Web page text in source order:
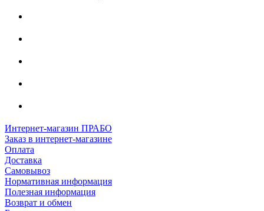
Интернет-магазин ПРАБО
Заказ в интернет-магазине
Оплата
Доставка
Самовывоз
Нормативная информация
Полезная информация
Возврат и обмен